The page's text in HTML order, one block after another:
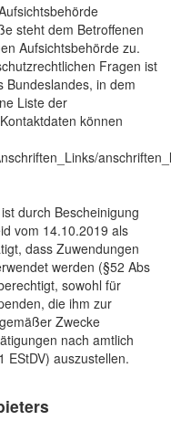
steht dem Betroffenen
Aufsichtsbehörde zu.
Fragen ist
Bundeslandes, in dem
Liste der
können
durch Bescheinigung
vom 14.10.2019 als
dass Zuwendungen
werden (§52 Abs
sowohl für
die ihm zur
Zwecke
nach amtlich
EStDV) auszustellen.